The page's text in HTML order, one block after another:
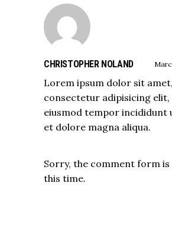
CHRISTOPHER NOLAND
Lorem ipsum dolor sit amet,
consectetur adipisicing elit,
eiusmod tempor incididunt
et dolore magna aliqua.
Sorry, the comment form is
this time.